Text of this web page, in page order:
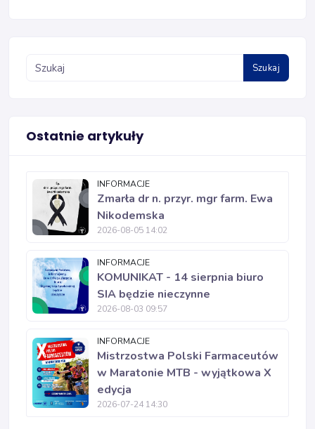
Szukaj
Ostatnie artykuły
INFORMACJE
Zmarła dr n. przyr. mgr farm. Ewa
Nikodemska
2026-08-05 14:02
INFORMACJE
KOMUNIKAT - 14 sierpnia biuro
SIA będzie nieczynne
2026-08-03 09:57
INFORMACJE
Mistrzostwa Polski Farmaceutów
w Maratonie MTB - wyjątkowa X
edycja
2026-07-24 14:30